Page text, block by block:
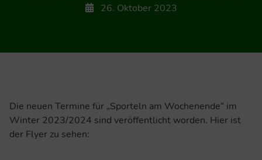
26. Oktober 2023
Die neuen Termine für „Sporteln am Wochenende“ im
Winter 2023/2024 sind veröffentlicht worden. Hier ist
der Flyer zu sehen: